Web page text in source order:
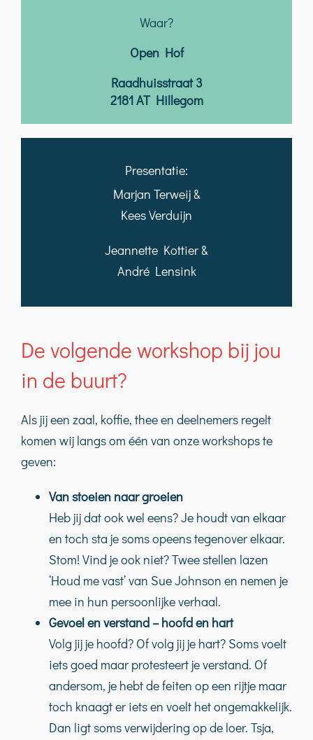
Waar?
Open Hof
Raadhuisstraat 3
2181 AT Hillegom
Presentatie:
Marjan Terweij &
Kees Verduijn
Jeannette Kottier &
André Lensink
De volgende workshop bij jou
in de buurt?
Als jij een zaal, koffie, thee en deelnemers regelt
komen wij langs om één van onze workshops te
geven:
Van stoeien naar groeien
Heb jij dat ook wel eens? Je houdt van elkaar
en toch sta je soms opeens tegenover elkaar.
Stom! Vind je ook niet? Twee stellen lazen
‘Houd me vast’ van Sue Johnson en nemen je
mee in hun persoonlijke verhaal.
Gevoel en verstand – hoofd en hart
Volg jij je hoofd? Of volg jij je hart? Soms voelt
iets goed maar protesteert je verstand. Of
andersom, je hebt de feiten op een rijtje maar
toch knaagt er iets en voelt het ongemakkelijk.
Dan ligt soms verwijdering op de loer. Tsja,